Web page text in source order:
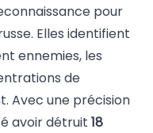
pour
Elles identifient
ennemies, les
de
Avec une précision
avoir détruit 18